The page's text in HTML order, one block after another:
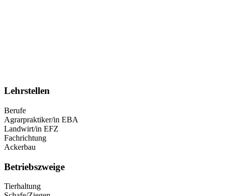
Lehrstellen
Berufe
Agrarpraktiker/in EBA
Landwirt/in EFZ
Fachrichtung
Ackerbau
Betriebszweige
Tierhaltung